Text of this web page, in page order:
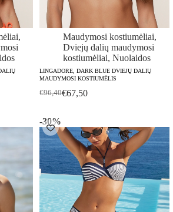
,
Maudymosi kostiumėliai,
Dviejų dalių maudymosi
kostiumėliai,Nuolaidos
LINGADORE, DARK BLUE DVIEJŲ DALIŲ
MAUDYMOSI KOSTIUMĖLIS
€96,40Original
€96,40.
€67,50
Current
€67,50.
-30%